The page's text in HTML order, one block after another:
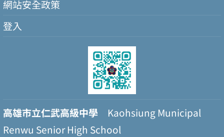
網站安全政策
登入
高雄市立仁武高級中學 Kaohsiung Municipal
Renwu Senior High School